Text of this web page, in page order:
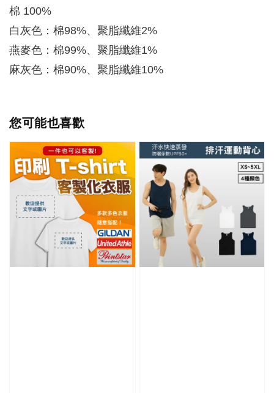
棉 100%
白灰色：棉98%、聚脂纖維2%
燕麥色：棉99%、聚脂纖維1%
麻灰色：棉90%、聚脂纖維10%
您可能也喜歡